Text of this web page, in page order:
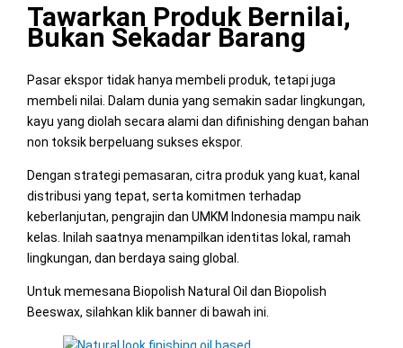
Tawarkan Produk Bernilai,
Bukan Sekadar Barang
Pasar ekspor tidak hanya membeli produk, tetapi juga
membeli nilai. Dalam dunia yang semakin sadar lingkungan,
kayu yang diolah secara alami dan difinishing dengan bahan
non toksik berpeluang sukses ekspor.
Dengan strategi pemasaran, citra produk yang kuat, kanal
distribusi yang tepat, serta komitmen terhadap
keberlanjutan, pengrajin dan UMKM Indonesia mampu naik
kelas. Inilah saatnya menampilkan identitas lokal, ramah
lingkungan, dan berdaya saing global.
Untuk memesana Biopolish Natural Oil dan Biopolish
Beeswax, silahkan klik banner di bawah ini.